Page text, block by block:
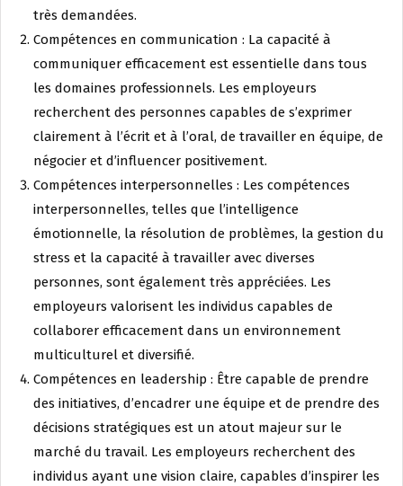
très demandées.
Compétences en communication : La capacité à
communiquer efficacement est essentielle dans tous
les domaines professionnels. Les employeurs
recherchent des personnes capables de s’exprimer
clairement à l’écrit et à l’oral, de travailler en équipe, de
négocier et d’influencer positivement.
Compétences interpersonnelles : Les compétences
interpersonnelles, telles que l’intelligence
émotionnelle, la résolution de problèmes, la gestion du
stress et la capacité à travailler avec diverses
personnes, sont également très appréciées. Les
employeurs valorisent les individus capables de
collaborer efficacement dans un environnement
multiculturel et diversifié.
Compétences en leadership : Être capable de prendre
des initiatives, d’encadrer une équipe et de prendre des
décisions stratégiques est un atout majeur sur le
marché du travail. Les employeurs recherchent des
individus ayant une vision claire, capables d’inspirer les